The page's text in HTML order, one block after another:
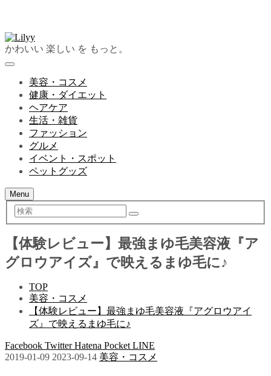
かわいい 楽しい を もっと。
美容・コスメ
健康・ダイエット
ヘアケア
生活・雑貨
ファッション
グルメ
イベント・スポット
ペットグッズ
Menu
検
索
【体験レビュー】最強まゆ毛美容液『ア
グロウアイズ』で映えるまゆ毛に♪
TOP
美容・コスメ
【体験レビュー】最強まゆ毛美容液『アグロウアイ
ズ』で映えるまゆ毛に♪
Facebook TwitterHatena Pocket LINE
2019-01-09 2023-09-14 美容・コスメ